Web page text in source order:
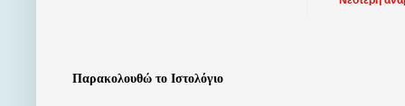
Παρακολουθώ το Ιστολόγιο